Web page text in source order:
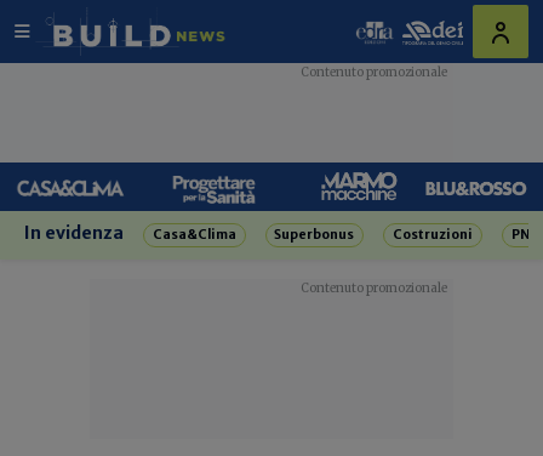
In evidenza Casa&Clima Superbonus Costruzioni